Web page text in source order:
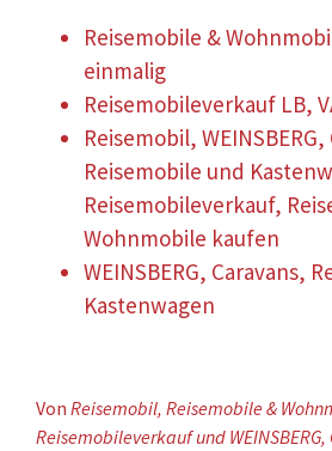
Reisemobile &
einmalig
Reisemobileverkauf LB,
Reisemobil,
Reisemobile und
Reisemobileverkauf,
Wohnmobile kaufen
WEINSBERG, Caravans,
Kastenwagen
Von Reisemobil, Reisemobile &
Reisemobileverkauf und WEINSBERG,